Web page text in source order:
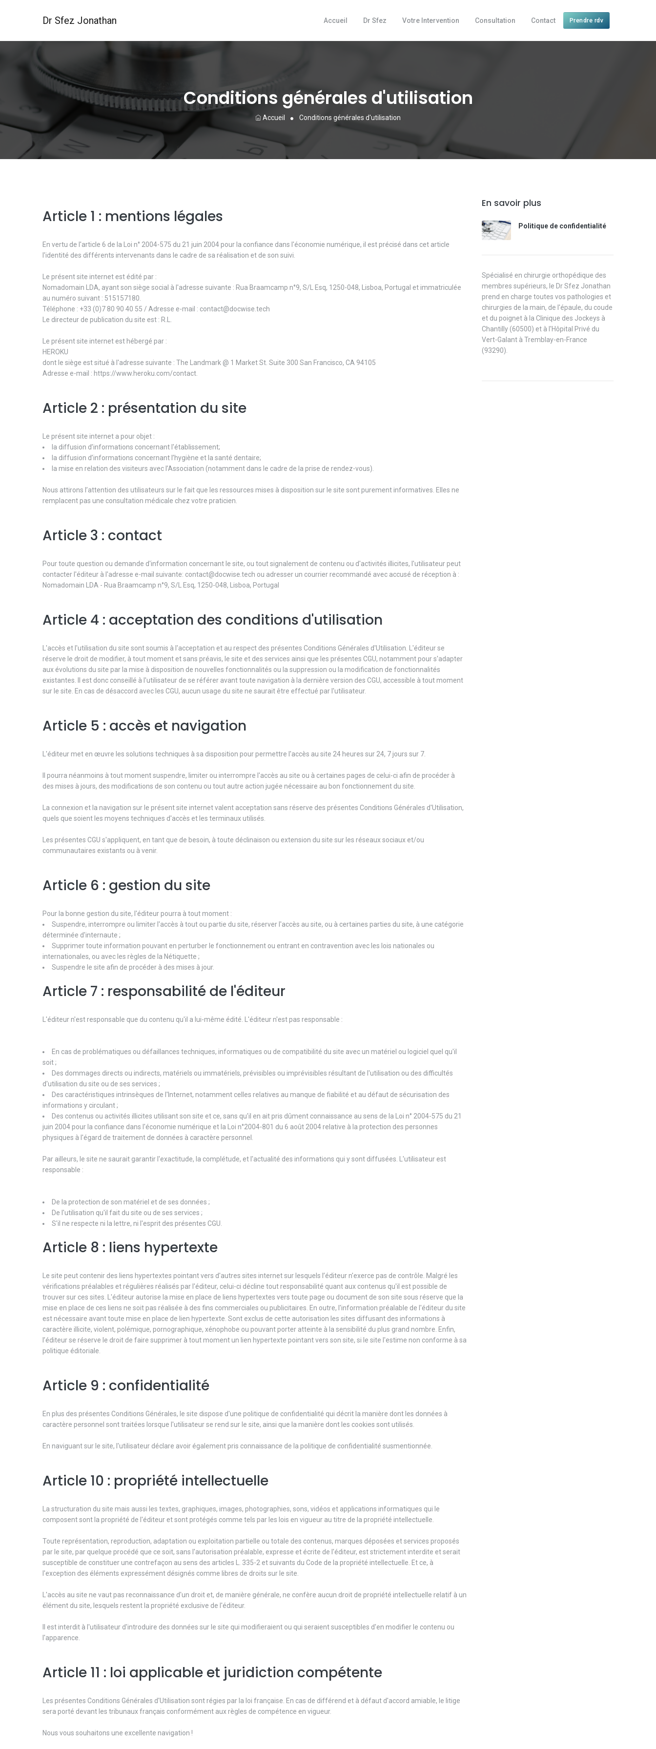
Dr Sfez Jonathan Accueil Dr Sfez Votre Intervention Consultation Contact Prendre rdv
Conditions générales d'utilisation
Accueil Conditions générales d'utilisation
En savoir plus
Politique de confidentialité
Spécialisé en chirurgie orthopédique des
membres supérieurs, le Dr Sfez Jonathan
prend en charge toutes vos pathologies et
chirurgies de la main, de l'épaule, du coude
et du poignet à la Clinique des Jockeys à
Chantilly (60500) et à l'Hôpital Privé du
Vert-Galant à Tremblay-en-France
(93290).
Article 1 : mentions légales
En vertu de l'article 6 de la Loi n° 2004-575 du 21 juin 2004 pour la confiance dans l'économie numérique, il est précisé dans cet article
l'identité des différents intervenants dans le cadre de sa réalisation et de son suivi.
Le présent site internet est édité par :
Nomadomain LDA, ayant son siège social à l'adresse suivante : Rua Braamcamp n°9, S/L Esq, 1250-048, Lisboa, Portugal et immatriculée
au numéro suivant : 515157180.
Téléphone : +33 (0)7 80 90 40 55 / Adresse e-mail : contact@docwise.tech
Le directeur de publication du site est : R.L.
Le présent site internet est hébergé par :
HEROKU
dont le siège est situé à l'adresse suivante : The Landmark @ 1 Market St. Suite 300 San Francisco, CA 94105
Adresse e-mail : https://www.heroku.com/contact.
Article 2 : présentation du site
Le présent site internet a pour objet :
la diffusion d’informations concernant l'établissement;
la diffusion d’informations concernant l’hygiène et la santé dentaire;
la mise en relation des visiteurs avec l’Association (notamment dans le cadre de la prise de rendez-vous).
Nous attirons l’attention des utilisateurs sur le fait que les ressources mises à disposition sur le site sont purement informatives. Elles ne
remplacent pas une consultation médicale chez votre praticien.
Article 3 : contact
Pour toute question ou demande d'information concernant le site, ou tout signalement de contenu ou d'activités illicites, l'utilisateur peut
contacter l'éditeur à l'adresse e-mail suivante: contact@docwise.tech ou adresser un courrier recommandé avec accusé de réception à :
Nomadomain LDA - Rua Braamcamp n°9, S/L Esq, 1250-048, Lisboa, Portugal
Article 4 : acceptation des conditions d'utilisation
L'accès et l'utilisation du site sont soumis à l'acceptation et au respect des présentes Conditions Générales d'Utilisation. L'éditeur se
réserve le droit de modifier, à tout moment et sans préavis, le site et des services ainsi que les présentes CGU, notamment pour s'adapter
aux évolutions du site par la mise à disposition de nouvelles fonctionnalités ou la suppression ou la modification de fonctionnalités
existantes. Il est donc conseillé à l'utilisateur de se référer avant toute navigation à la dernière version des CGU, accessible à tout moment
sur le site. En cas de désaccord avec les CGU, aucun usage du site ne saurait être effectué par l'utilisateur.
Article 5 : accès et navigation
L'éditeur met en œuvre les solutions techniques à sa disposition pour permettre l'accès au site 24 heures sur 24, 7 jours sur 7.
Il pourra néanmoins à tout moment suspendre, limiter ou interrompre l'accès au site ou à certaines pages de celui-ci afin de procéder à
des mises à jours, des modifications de son contenu ou tout autre action jugée nécessaire au bon fonctionnement du site.
La connexion et la navigation sur le présent site internet valent acceptation sans réserve des présentes Conditions Générales d'Utilisation,
quels que soient les moyens techniques d'accès et les terminaux utilisés.
Les présentes CGU s'appliquent, en tant que de besoin, à toute déclinaison ou extension du site sur les réseaux sociaux et/ou
communautaires existants ou à venir.
Article 6 : gestion du site
Pour la bonne gestion du site, l'éditeur pourra à tout moment :
Suspendre, interrompre ou limiter l'accès à tout ou partie du site, réserver l'accès au site, ou à certaines parties du site, à une catégorie
déterminée d'internaute ;
Supprimer toute information pouvant en perturber le fonctionnement ou entrant en contravention avec les lois nationales ou
internationales, ou avec les règles de la Nétiquette ;
Suspendre le site afin de procéder à des mises à jour.
Article 7 : responsabilité de l'éditeur
L'éditeur n'est responsable que du contenu qu'il a lui-même édité. L'éditeur n'est pas responsable :
En cas de problématiques ou défaillances techniques, informatiques ou de compatibilité du site avec un matériel ou logiciel quel qu'il
soit ;
Des dommages directs ou indirects, matériels ou immatériels, prévisibles ou imprévisibles résultant de l'utilisation ou des difficultés
d'utilisation du site ou de ses services ;
Des caractéristiques intrinsèques de l'Internet, notamment celles relatives au manque de fiabilité et au défaut de sécurisation des
informations y circulant ;
Des contenus ou activités illicites utilisant son site et ce, sans qu'il en ait pris dûment connaissance au sens de la Loi n° 2004-575 du 21
juin 2004 pour la confiance dans l'économie numérique et la Loi n°2004-801 du 6 août 2004 relative à la protection des personnes
physiques à l'égard de traitement de données à caractère personnel.
Par ailleurs, le site ne saurait garantir l'exactitude, la complétude, et l'actualité des informations qui y sont diffusées. L'utilisateur est
responsable :
De la protection de son matériel et de ses données ;
De l'utilisation qu'il fait du site ou de ses services ;
S'il ne respecte ni la lettre, ni l'esprit des présentes CGU.
Article 8 : liens hypertexte
Le site peut contenir des liens hypertextes pointant vers d'autres sites internet sur lesquels l’éditeur n'exerce pas de contrôle. Malgré les
vérifications préalables et régulières réalisés par l'éditeur, celui-ci décline tout responsabilité quant aux contenus qu'il est possible de
trouver sur ces sites. L'éditeur autorise la mise en place de liens hypertextes vers toute page ou document de son site sous réserve que la
mise en place de ces liens ne soit pas réalisée à des fins commerciales ou publicitaires. En outre, l'information préalable de l'éditeur du site
est nécessaire avant toute mise en place de lien hypertexte. Sont exclus de cette autorisation les sites diffusant des informations à
caractère illicite, violent, polémique, pornographique, xénophobe ou pouvant porter atteinte à la sensibilité du plus grand nombre. Enfin,
l’éditeur se réserve le droit de faire supprimer à tout moment un lien hypertexte pointant vers son site, si le site l'estime non conforme à sa
politique éditoriale.
Article 9 : confidentialité
En plus des présentes Conditions Générales, le site dispose d'une politique de confidentialité qui décrit la manière dont les données à
caractère personnel sont traitées lorsque l'utilisateur se rend sur le site, ainsi que la manière dont les cookies sont utilisés.
En naviguant sur le site, l'utilisateur déclare avoir également pris connaissance de la politique de confidentialité susmentionnée.
Article 10 : propriété intellectuelle
La structuration du site mais aussi les textes, graphiques, images, photographies, sons, vidéos et applications informatiques qui le
composent sont la propriété de l'éditeur et sont protégés comme tels par les lois en vigueur au titre de la propriété intellectuelle.
Toute représentation, reproduction, adaptation ou exploitation partielle ou totale des contenus, marques déposées et services proposés
par le site, par quelque procédé que ce soit, sans l'autorisation préalable, expresse et écrite de l'éditeur, est strictement interdite et serait
susceptible de constituer une contrefaçon au sens des articles L. 335-2 et suivants du Code de la propriété intellectuelle. Et ce, à
l'exception des éléments expressément désignés comme libres de droits sur le site.
L'accès au site ne vaut pas reconnaissance d'un droit et, de manière générale, ne confère aucun droit de propriété intellectuelle relatif à un
élément du site, lesquels restent la propriété exclusive de l'éditeur.
Il est interdit à l'utilisateur d'introduire des données sur le site qui modifieraient ou qui seraient susceptibles d'en modifier le contenu ou
l'apparence.
Article 11 : loi applicable et juridiction compétente
Les présentes Conditions Générales d'Utilisation sont régies par la loi française. En cas de différend et à défaut d'accord amiable, le litige
sera porté devant les tribunaux français conformément aux règles de compétence en vigueur.
Nous vous souhaitons une excellente navigation !